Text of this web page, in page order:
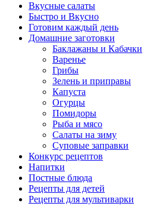
Вкусные салаты
Быстро и Вкусно
Готовим каждый день
Домашние заготовки
Баклажаны и Кабачки
Варенье
Грибы
Зелень и приправы
Капуста
Огурцы
Помидоры
Рыба и мясо
Салаты на зиму
Суповые заправки
Конкурс рецептов
Напитки
Постные блюда
Рецепты для детей
Рецепты для мультиварки